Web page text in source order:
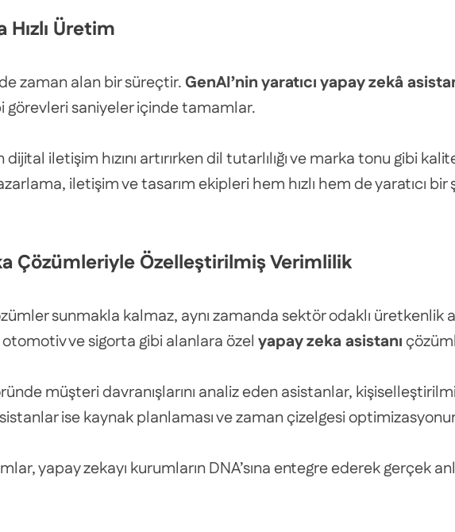
Hızlı Üretim
zaman alan bir süreçtir.GenAI’nin yaratıcı yapay zekâ
görevleri saniyeler içinde tamamlar.
iletişim hızını artırırken dil tutarlılığı ve marka tonu gibi
iletişim ve tasarım ekipleri hem hızlı hem de yaratıcı bir
Çözümleriyle Özelleştirilmiş Verimlilik
sunmakla kalmaz, aynı zamanda sektör odaklı üretkenlik
ve sigorta gibi alanlara özelyapay zeka asistanı
müşteri davranışlarını analiz eden asistanlar,
ise kaynak planlaması ve zaman çizelgesi
yapay zekayı kurumların DNA’sına entegre ederek gerçek